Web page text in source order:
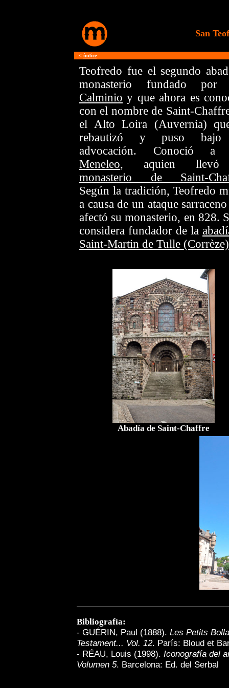
San
< índice
Teofredo fue el segundo
monasterio fundado
Calminio y que ahora es
con el nombre de Saint-
el Alto Loira (Auvernia)
rebautizó y puso
advocación. Conoció
Meneleo, aquien
monasterio de Saint-
Según la tradición, Teofredo
a causa de un ataque
afectó su monasterio, en 828.
considera fundador de la
Saint-Martin de Tulle (Corrèze)
Abadía de Saint-Chaffre
Bibliografía:
- GUÉRIN, Paul (1888). Les Petits
Testament... Vol. 12. París: Bloud et
- RÉAU, Louis (1998). Iconografía del
Volumen 5. Barcelona: Ed. del Serbal